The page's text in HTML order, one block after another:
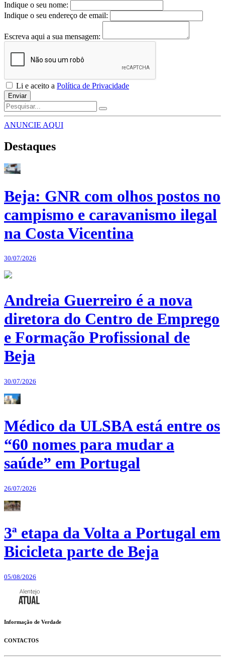
Indique o seu nome:
Indique o seu endereço de email:
Escreva aqui a sua mensagem:
Li e aceito a Política de Privacidade
Enviar
ANUNCIE AQUI
Destaques
Beja: GNR com olhos postos no
campismo e caravanismo ilegal
na Costa Vicentina
30/07/2026
Andreia Guerreiro é a nova
diretora do Centro de Emprego
e Formação Profissional de
Beja
30/07/2026
Médico da ULSBA está entre os
“60 nomes para mudar a
saúde” em Portugal
26/07/2026
3ª etapa da Volta a Portugal em
Bicicleta parte de Beja
05/08/2026
Informação de Verdade
CONTACTOS